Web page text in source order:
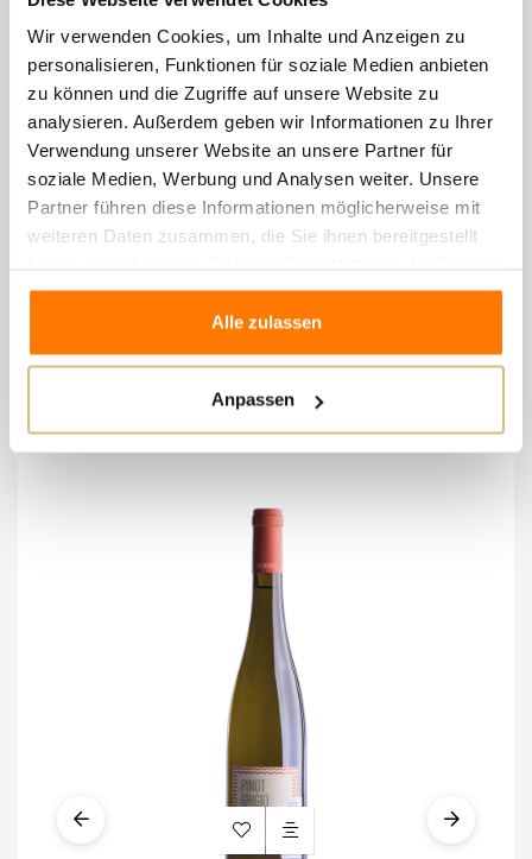
Wir verwenden Cookies, um Inhalte und Anzeigen zu
personalisieren, Funktionen für soziale Medien anbieten
zu können und die Zugriffe auf unsere Website zu
analysieren. Außerdem geben wir Informationen zu Ihrer
Verwendung unserer Website an unsere Partner für
soziale Medien, Werbung und Analysen weiter. Unsere
Partner führen diese Informationen möglicherweise mit
weiteren Daten zusammen, die Sie ihnen bereitgestellt
gesammelt haben.
Alle zulassen
Anpassen
Vinifizierung: nach der manuellen Ernte der Trauben
und der qualitativen Auswahl erfolgt die
Fermentation und Reifung in Stahl.
Gastronomische Kombinationen: ideal zu Vorspeisen,
Hauptgerichten, Hülsenfrüchtesuppen, weißem
Fleisch und typischem Fisch aus unserem See
(gekocht, gedämpft und gegrillt) sowie zu
8 andere Artikel in der
gleichen Kategorie: